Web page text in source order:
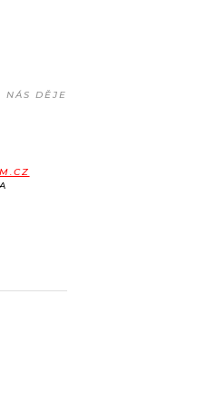
NÁS DĚJE